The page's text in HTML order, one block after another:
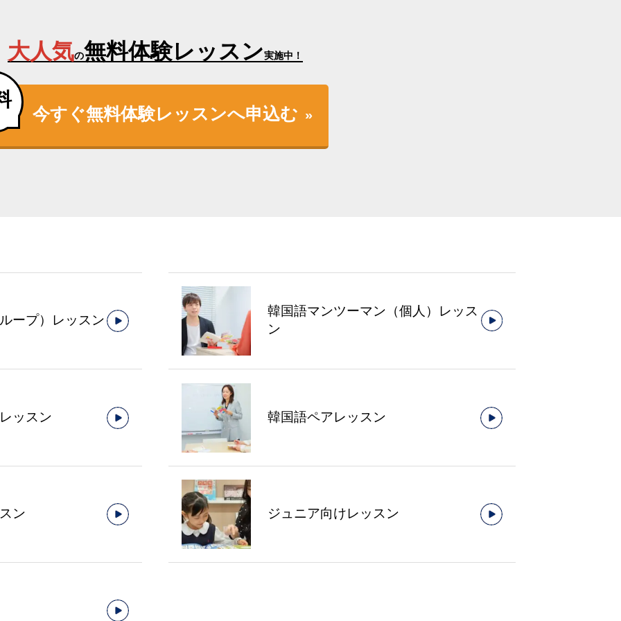
大人気の無料体験レッスン実施中！
今すぐ無料体験レッスンへ申込む
ープ）レッスン
韓国語マンツーマン（個人）レッス
ン
ッスン 韓国語ペアレッスン
ン ジュニア向けレッスン